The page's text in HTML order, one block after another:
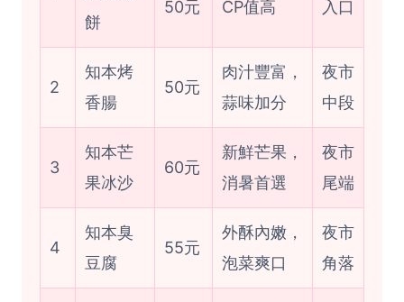
餅
50元
CP值高
入口
2
知本烤
香腸
50元
肉汁豐富，
蒜味加分
夜市
中段
3
知本芒
果冰沙
60元
新鮮芒果，
消暑首選
夜市
尾端
4
知本臭
豆腐
55元
外酥內嫩，
泡菜爽口
夜市
角落